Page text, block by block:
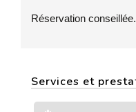
Réservation conseillée.
Services et